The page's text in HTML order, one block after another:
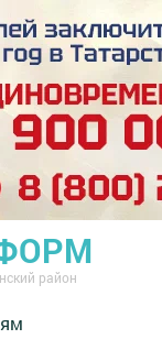
район